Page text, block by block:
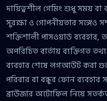
দায়িত্বশীল গেমিং শুধু সময় বা
সুরক্ষা ও গোপনীয়তার সঙ্গেও
শক্তিশালী পাসওয়ার্ড
অপরিচিত বার্তায় ব্যক্তিগত
ব্যবহার শেষে লগআউট করা
পরিবার বা বন্ধুর ফোন
ব্রাউজার অটোফিল নিয়ে